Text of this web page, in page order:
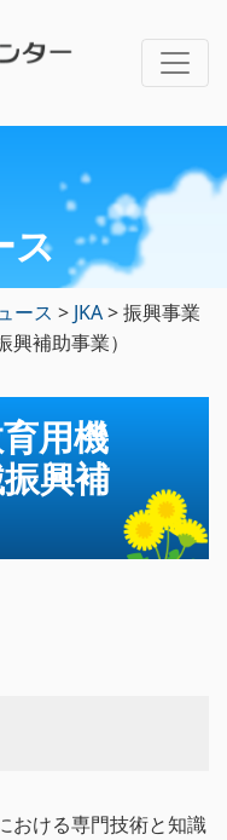
ス
ース > JKA>振興事業
補助事業）
用機
興補
おける専門技術と知識